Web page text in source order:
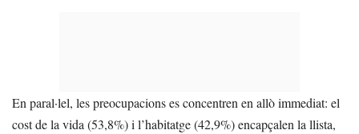
En paral·lel, les preocupacions es concentren en allò immediat: el
cost de la vida (53,8%) i l’habitatge (42,9%) encapçalen la llista,